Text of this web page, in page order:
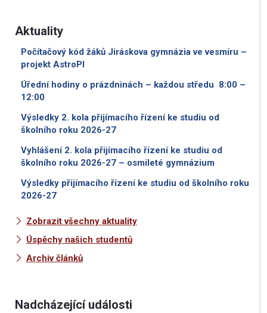
Aktuality
Počítačový kód žáků Jiráskova gymnázia ve vesmíru –
projekt AstroPI
Úřední hodiny o prázdninách – každou středu 8:00 –
12:00
Výsledky 2. kola přijímacího řízení ke studiu od
školního roku 2026-27
Vyhlášení 2. kola přijímacího řízení ke studiu od
školního roku 2026-27 – osmileté gymnázium
Výsledky přijímacího řízení ke studiu od školního roku
2026-27
Zobrazit všechny aktuality
Úspěchy našich studentů
Archiv článků
Nadcházející události